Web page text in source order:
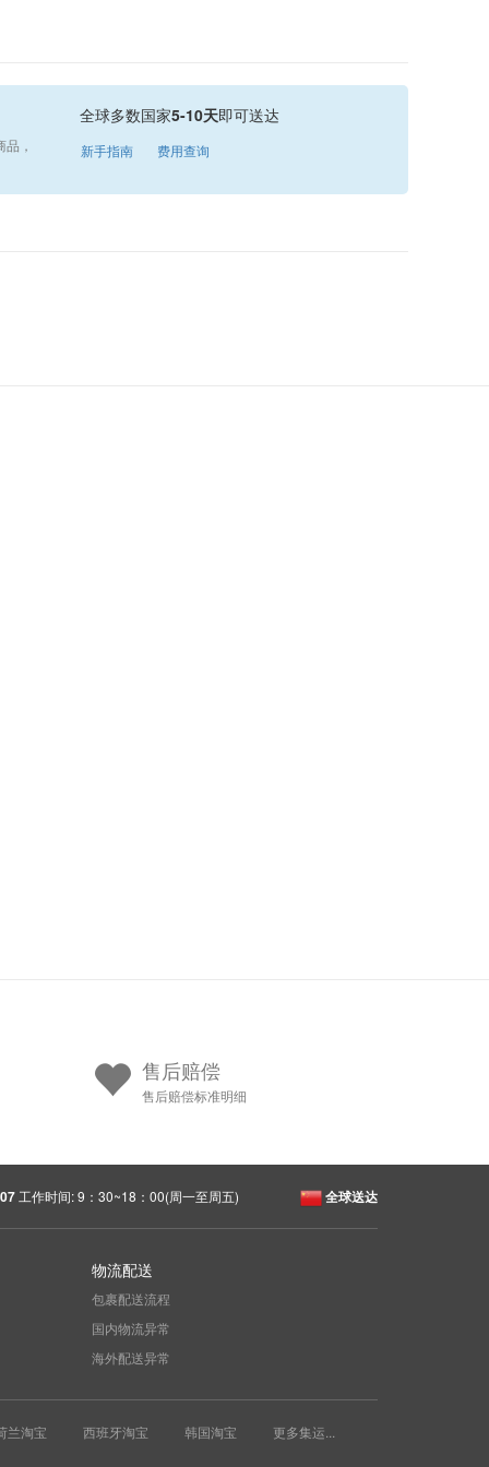
，
全球多数国家5-10天即可送达
新手指南 费用查询
售后赔偿
售后赔偿标准明细
工作时间: 9：30~18：00(周一至周五) 全球送达
物流配送
包裹配送流程
国内物流异常
海外配送异常
兰淘宝 西班牙淘宝 韩国淘宝 更多集运...